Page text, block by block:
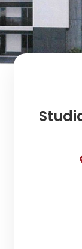
CONTATTI
Scegli
dove
cercare
Comune